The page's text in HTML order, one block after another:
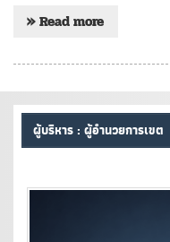
» Read more
ผู้บริหาร : ผู้อำนวยการเขต